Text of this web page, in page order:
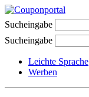
Sucheingabe
Sucheingabe
Leichte Sprache
Werben